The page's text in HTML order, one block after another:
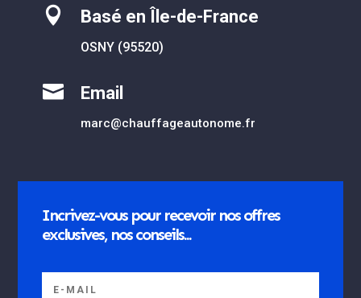
 Basé en Île-de-France
OSNY (95520)
 Email
marc@chauffageautonome.fr
Incrivez-vous pour recevoir nos offres
exclusives, nos conseils...